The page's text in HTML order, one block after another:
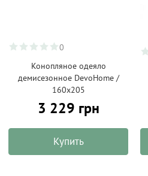
0
Конопляное одеяло
демисезонное DevoHome /
160х205
3 229 грн
Купить